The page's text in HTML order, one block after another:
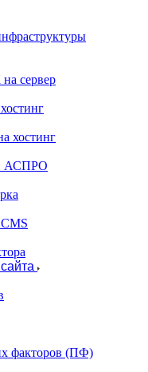
на сервер
хостинг
АСПРО
факторов (ПФ)